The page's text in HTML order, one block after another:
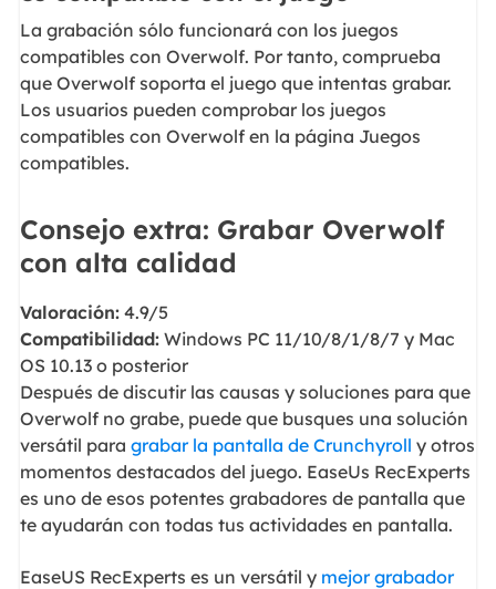
La grabación sólo funcionará con los juegos
compatibles con Overwolf. Por tanto, comprueba
que Overwolf soporta el juego que intentas grabar.
Los usuarios pueden comprobar los juegos
compatibles con Overwolf en la página Juegos
compatibles.
Consejo extra: Grabar Overwolf
con alta calidad
Valoración:4.9/5
Compatibilidad:Windows PC 11/10/8/1/8/7 y Mac
OS 10.13 o posterior
Después de discutir las causas y soluciones para que
Overwolf no grabe, puede que busques una solución
versátil para grabar la pantalla de Crunchyroll y otros
momentos destacados del juego. EaseUs RecExperts
es uno de esos potentes grabadores de pantalla que
te ayudarán con todas tus actividades en pantalla.
EaseUS RecExperts es un versátil y mejor grabador